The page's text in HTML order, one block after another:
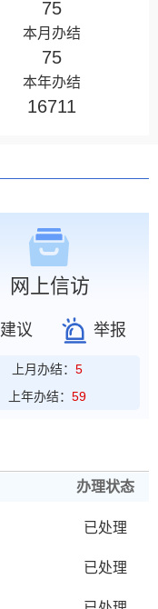
75
本月办结
75
本年办结
16711
网上信访
建议 举报
上月办结： 5
上年办结： 59
办理状态
已处理
已处理